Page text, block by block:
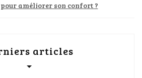
améliorer son confort ?
articles